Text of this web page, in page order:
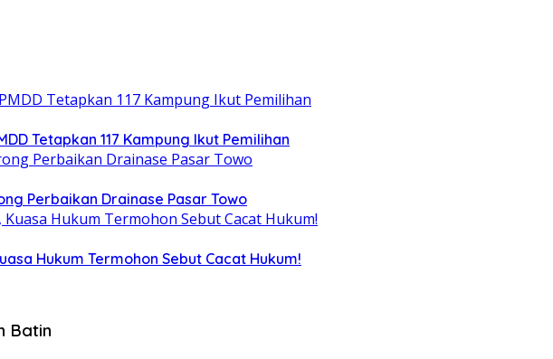
Tetapkan 117 Kampung Ikut Pemilihan
Perbaikan Drainase Pasar Towo
Hukum Termohon Sebut Cacat Hukum!
Batin